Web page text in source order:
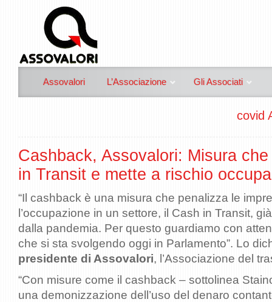
Assovalori L’Associazione Gli Associati
covid
Cashback, Assovalori: Misura
in Transit e mette a rischio
“Il cashback è una misura che penalizza le
l’occupazione in un settore, il Cash in Transit,
dalla pandemia. Per questo guardiamo con
che si sta svolgendo oggi in Parlamento”. Lo
presidente di Assovalori, l’Associazione del
“Con misure come il cashback – sottolinea
una demonizzazione dell’uso del denaro